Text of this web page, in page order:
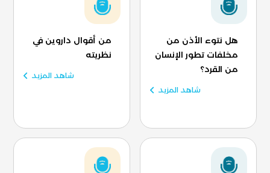
هل نتوء الأذن من
مخلفات تطور الإنسان
من القرد؟
شاهد المزيد
من أقوال داروين في
نظريته
شاهد المزيد